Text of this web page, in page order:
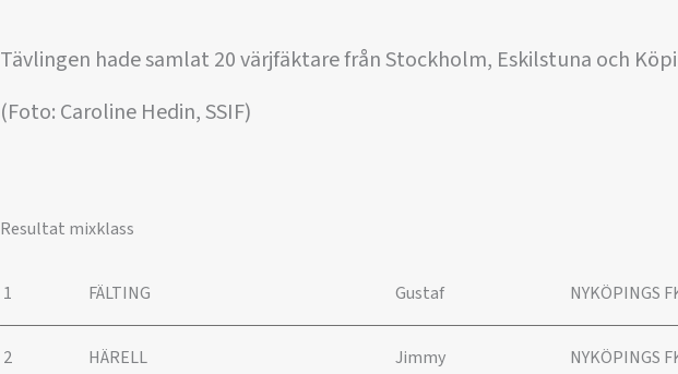
Tävlingen hade samlat 20 värjfäktare från Stockholm, Eskilstuna och
(Foto: Caroline Hedin, SSIF)
Resultat mixklass
1 FÄLTING Gustaf NYKÖPINGS
2 HÄRELL Jimmy NYKÖPINGS